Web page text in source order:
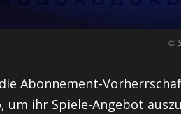
©
Abonnement-
um ihr Spiele-Angebot